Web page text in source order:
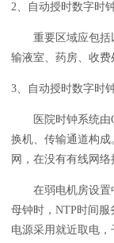
2、自动授时数字时
重要区域应包
输液室、药房、收
3、自动授时数字时
医院时钟系统由
换机、传输通道构
网，在没有有线网
在弱电机房设置
母钟时， NTP时间服
电源采用就近取电